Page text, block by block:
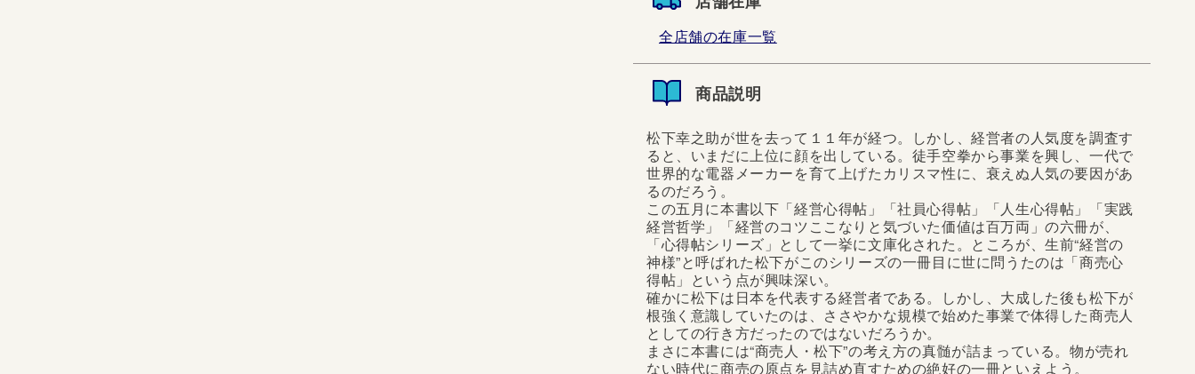
全店舗の在庫一覧
商品説明
松下幸之助が世を去って１１年が経つ。しかし、経営者の人気度を調査す
ると、いまだに上位に顔を出している。徒手空拳から事業を興し、一代で
世界的な電器メーカーを育て上げたカリスマ性に、衰えぬ人気の要因があ
るのだろう。
この五月に本書以下「経営心得帖」「社員心得帖」「人生心得帖」「実践
経営哲学」「経営のコツここなりと気づいた価値は百万両」の六冊が、
「心得帖シリーズ」として一挙に文庫化された。ところが、生前“経営の
神様”と呼ばれた松下がこのシリーズの一冊目に世に問うたのは「商売心
得帖」という点が興味深い。
確かに松下は日本を代表する経営者である。しかし、大成した後も松下が
根強く意識していたのは、ささやかな規模で始めた事業で体得した商売人
としての行き方だったのではないだろうか。
まさに本書には“商売人・松下”の考え方の真髄が詰まっている。物が売れ
ない時代に商売の原点を見詰め直すための絶好の一冊といえよう。